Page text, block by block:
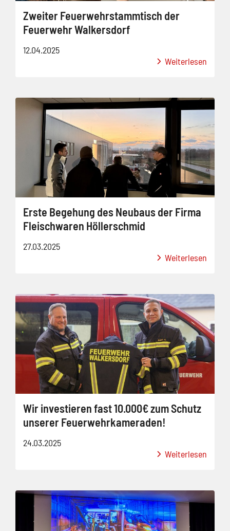
Zweiter Feuerwehrstammtisch der
Feuerwehr Walkersdorf
12.04.2025
Weiterlesen
Erste Begehung des Neubaus der Firma
Fleischwaren Höllerschmid
27.03.2025
Weiterlesen
Wir investieren fast 10.000€ zum Schutz
unserer Feuerwehrkameraden!
24.03.2025
Weiterlesen